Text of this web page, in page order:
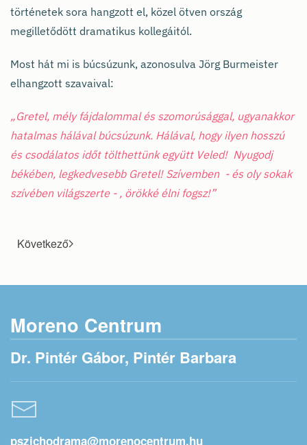
történetek sora hangzott el, közel ötven ország
megilletődött dramatikus kollegáitól.
Most hát mi is búcsúzunk, azonosulva Jörg Burmeister
elhangzott szavaival:
„Gretel, mély fájdalommal és szomorúsággal, ugyanakkor
hatalmas hálával búcsúzunk. Hálával, hogy ilyen hosszú
és csodálatos időt tölthettünk együtt Veled! Nyugodj
békében, legkedvesebb Gretel! Szívemben - és oly sokak
szívében világszerte - , örökké élni fogsz!”
Következő
Moreno Centrum
Dr. Pintér Gábor, Pintér Barbara
pszichodrama@morenocentrum.hu